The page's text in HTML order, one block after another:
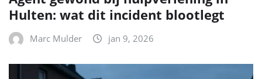
Hulten: wat dit incident blootlegt
Marc Mulder jan 9, 2026